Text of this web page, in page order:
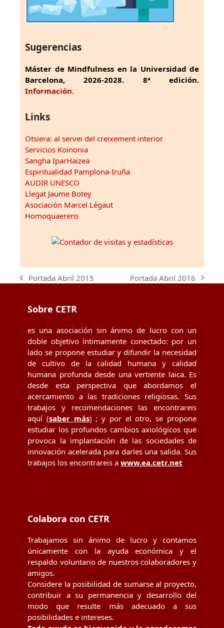
Sugerencias
Máster de Mindfulness en la Universidad de
Barcelona, 2026-2028. 8ª edición.
Información.
Links
Otsiera: al servei del creixement interior
Servicios Koinonia
Sangha IparHaizea
Espiritualidad Pamplona-Iruña
AUDIR UNESCO
Llegat Jaume Botey
Asociación Marcel Légaut
Homoquaerens
previous
Portada Abril 2015
next
Portada Abril 2016
Sobre CETR
es una asociación sin ánimo de lucro con un
doble objetivo íntimamente conectado: por un
lado se propone estudiar y difundir la necesidad
de cultivo de la calidad humana y calidad
humana profunda desde una vertiente laica. Es
desde esta perspectiva que abordamos el
acercamiento a las tradiciones religiosas. Sus
trabajos y recomendaciones las encontrareis
aquí (saber más) ; y por el otro, se propone
estudiar los profundos cambios axiológicos que
provoca la implantación de las sociedades de
innovación acelerada para darles una salida. Sus
trabajos los encontrareis a www.ea.cetr.net
Colabora con CETR
Trabajamos sin ánimo de lucro y contamos
únicamente con la ayuda económica y el
respaldo voluntario de nuestros colaboradores y
amigos.
Considere la posibilidad de sumarse al proyecto,
contribuir a su permanencia y desarrollo del
modo que resulte más adecuado a sus
posibilidades e intereses.